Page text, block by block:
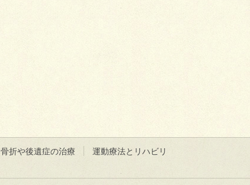
骨折や後遺症の治療
運動療法とリハビリ